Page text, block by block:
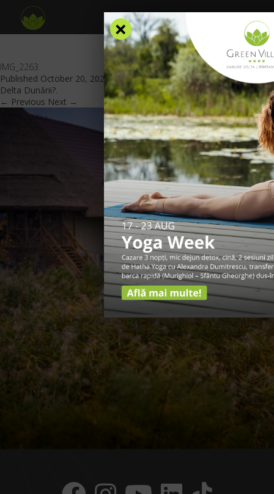
IMG_2263
Published October 20, 2021 at 840 × 560inCe pot face seniorii în
Delta Dunării?.
← Previous Next →
×